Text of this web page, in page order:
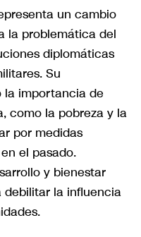
un cambio
la problemática del
diplomáticas
Su
la importancia de
como la pobreza y la
por medidas
el pasado.
y bienestar
la influencia